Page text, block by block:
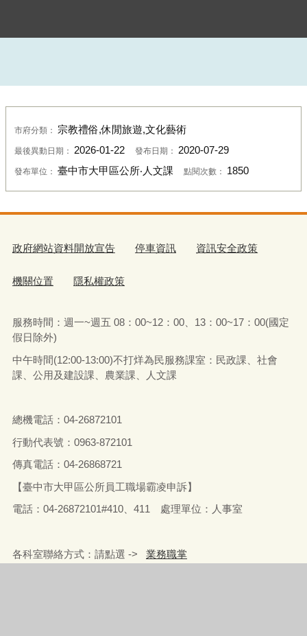
市府分類： 宗教禮俗,休閒旅遊,文化藝術
最後異動日期： 2026-01-22 發布日期： 2020-07-29
發布單位： 臺中市大甲區公所‧人文課 點閱次數： 1850
政府網站資料開放宣告 停車資訊 資訊安全政策
機關位置 隱私權政策
服務時間：週一~週五 08：00~12：00、13：00~17：00(國定
假日除外)
中午時間(12:00-13:00)不打烊為民服務課室：民政課、社會
課、公用及建設課、農業課、人文課
總機電話：04-26872101
行動代表號：0963-872101
傳真電話：04-26868721
【臺中市大甲區公所員工職場霸凌申訴】
電話：04-26872101#410、411 處理單位：人事室
各科室聯絡方式：請點選 ->
業務職掌